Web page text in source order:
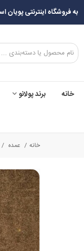
به فروشگاه اینترنتی
خانه برند پولانو
خانه / عمده /